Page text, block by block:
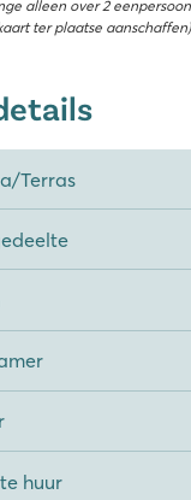
alleen over 2
ter plaatse
Terras
huur